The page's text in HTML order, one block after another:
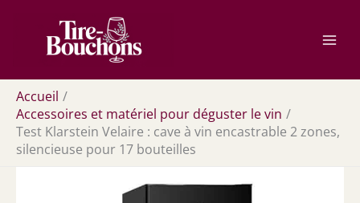
contenu
Accueil
Accessoires et matériel pour déguster le vin
Test Klarstein Velaire : cave à vin encastrable 2 zones,
silencieuse pour 17 bouteilles